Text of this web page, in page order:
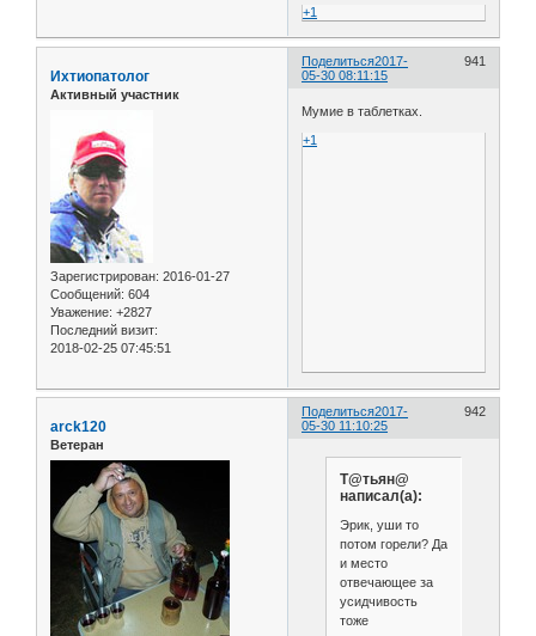
+1
Поделиться 941
2017-
05-30 08:11:15
Ихтиопатолог
Активный участник
Зарегистрирован: 2016-01-27
Сообщений: 604
Уважение: +2827
Последний визит:
2018-02-25 07:45:51
Мумие в таблетках.
+1
Поделиться 942
2017-
05-30 11:10:25
arck120
Ветеран
Т@тьян@
написал(а):
Эрик, уши то
потом горели? Да
и место
отвечающее за
усидчивость
тоже